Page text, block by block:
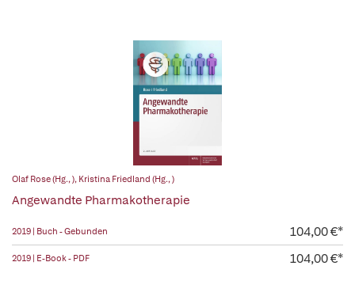
Olaf Rose (Hg., ), Kristina Friedland (Hg., )
Angewandte Pharmakotherapie
2019 | Buch - Gebunden 104,00 €*
2019 | E-Book - PDF 104,00 €*